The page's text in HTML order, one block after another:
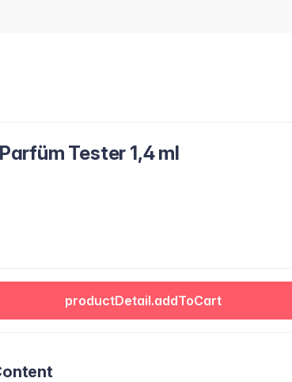
Tester 1,4 ml
productDetail.addToCart